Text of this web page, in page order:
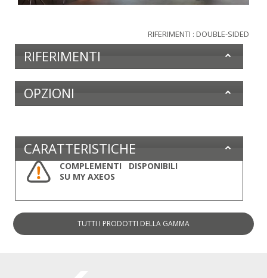
RIFERIMENTI : DOUBLE-SIDED
RIFERIMENTI
OPZIONI
CARATTERISTICHE
COMPLEMENTI DISPONIBILI
SU MY AXEOS
TUTTI I PRODOTTI DELLA GAMMA